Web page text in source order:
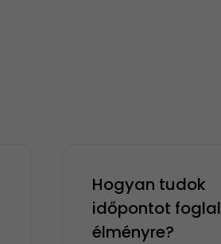
Hogyan tudok
időpontot
élményre?